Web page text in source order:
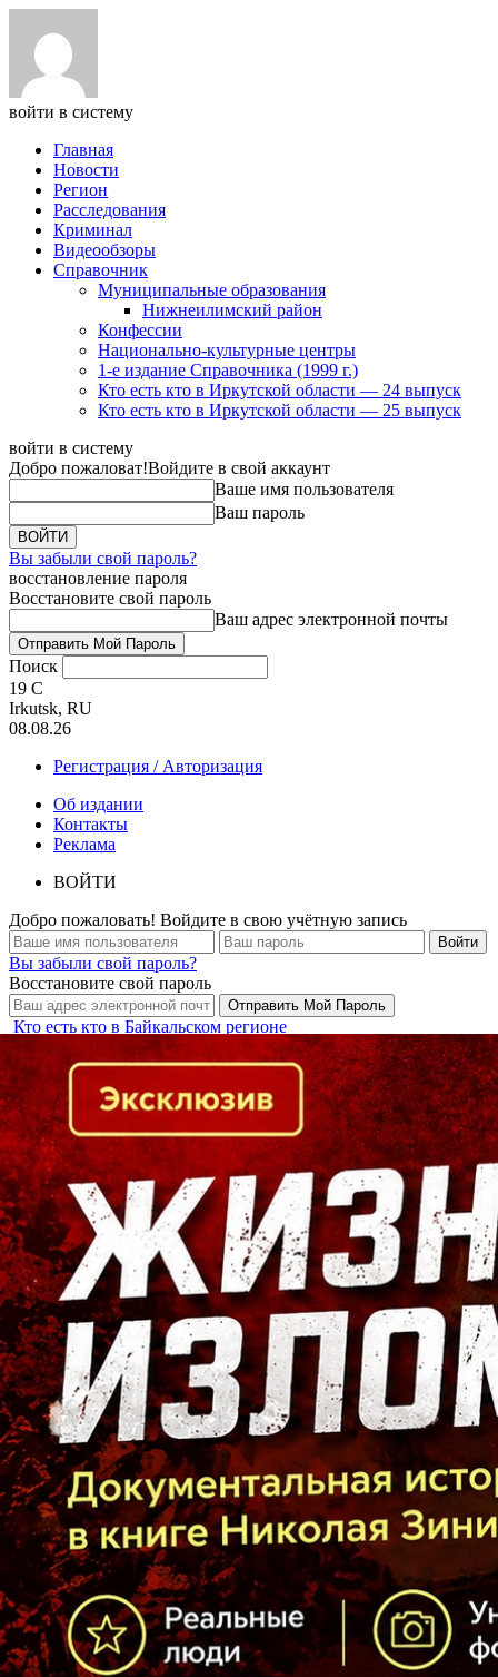
войти в систему
Главная
Новости
Регион
Расследования
Криминал
Видеообзоры
Справочник
Муниципальные образования
Нижнеилимский район
Конфессии
Национально-культурные центры
1-е издание Справочника (1999 г.)
Кто есть кто в Иркутской области — 24 выпуск
Кто есть кто в Иркутской области — 25 выпуск
войти в систему
Добро пожаловат!Войдите в свой аккаунт
Ваше имя пользователя
Ваш пароль
Вы забыли свой пароль?
восстановление пароля
Восстановите свой пароль
Ваш адрес электронной почты
Поиск
19 C
Irkutsk, RU
08.08.26
Регистрация / Авторизация
Об издании
Контакты
Реклама
ВОЙТИ
Добро пожаловать! Войдите в свою учётную запись
Вы забыли свой пароль?
Восстановите свой пароль
Кто есть кто в Байкальском регионе